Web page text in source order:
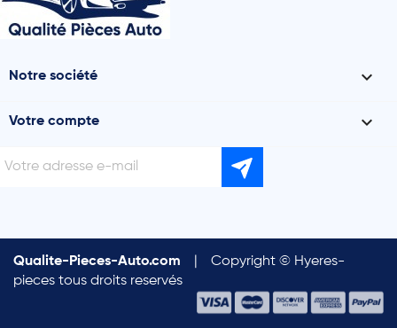
Notre société 
Votre compte 
Qualite-Pieces-Auto.com
Copyright © Hyeres-
pieces tous droits reservés